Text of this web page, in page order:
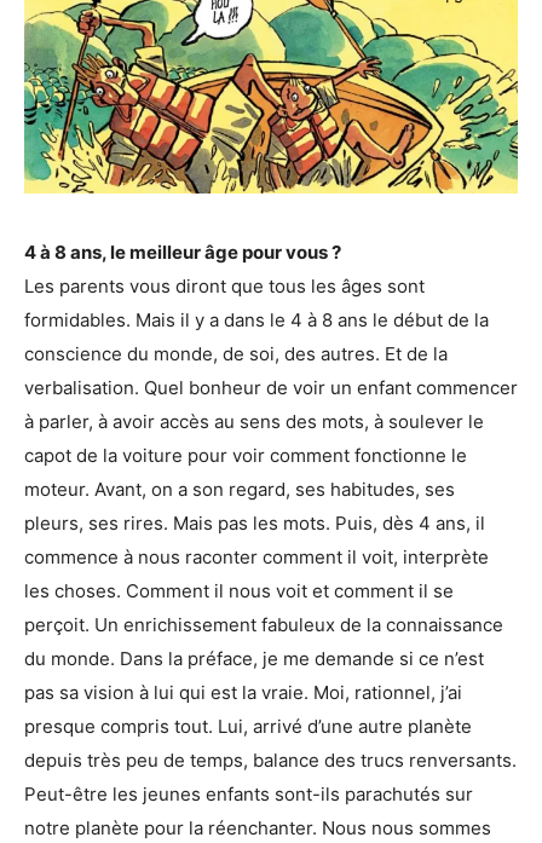
4 à 8 ans, le meilleur âge pour vous ?
Les parents vous diront que tous les âges sont
formidables. Mais il y a dans le 4 à 8 ans le début de la
conscience du monde, de soi, des autres. Et de la
verbalisation. Quel bonheur de voir un enfant commencer
à parler, à avoir accès au sens des mots, à soulever le
capot de la voiture pour voir comment fonctionne le
moteur. Avant, on a son regard, ses habitudes, ses
pleurs, ses rires. Mais pas les mots. Puis, dès 4 ans, il
commence à nous raconter comment il voit, interprète
les choses. Comment il nous voit et comment il se
perçoit. Un enrichissement fabuleux de la connaissance
du monde. Dans la préface, je me demande si ce n’est
pas sa vision à lui qui est la vraie. Moi, rationnel, j’ai
presque compris tout. Lui, arrivé d’une autre planète
depuis très peu de temps, balance des trucs renversants.
Peut-être les jeunes enfants sont-ils parachutés sur
notre planète pour la réenchanter. Nous nous sommes